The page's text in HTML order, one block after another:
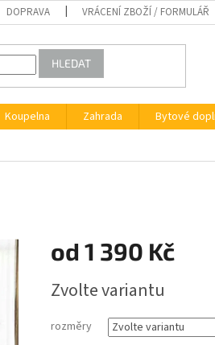
DOPRAVA VRÁCENÍ ZBOŽÍ / FORMULÁŘ
HLEDAT
Koupelna Zahrada Bytové
od 1 390 Kč
cena:
Zvolte variantu
rozměry